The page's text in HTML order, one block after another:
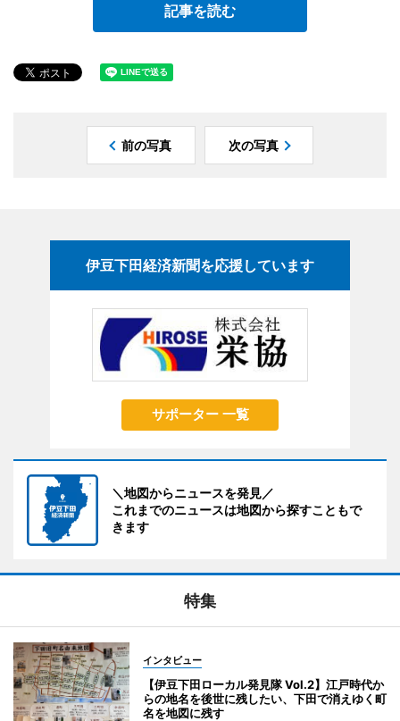
記事を読む
前の写真 次の写真
伊豆下田経済新聞を応援しています
サポーター 一覧
＼地図からニュースを発見／
これまでのニュースは地図から探すこともで
きます
特集
インタビュー
【伊豆下田ローカル発見隊 Vol.2】江戸時代か
らの地名を後世に残したい、下田で消えゆく町
名を地図に残す